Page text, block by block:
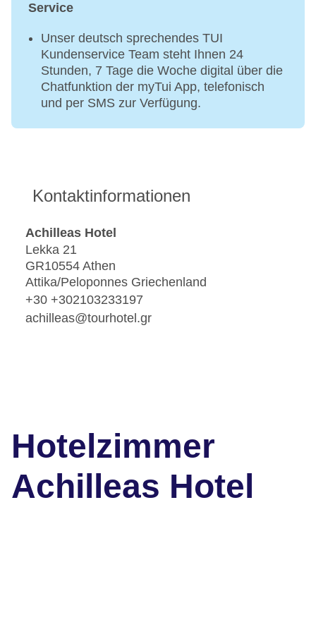
Service
Unser deutsch sprechendes TUI
Kundenservice Team steht Ihnen 24
Stunden, 7 Tage die Woche digital über die
Chatfunktion der myTui App, telefonisch
und per SMS zur Verfügung.
Kontaktinformationen
Achilleas Hotel
Lekka 21
GR10554 Athen
Attika/Peloponnes Griechenland
+30 +302103233197
achilleas@tourhotel.gr
Hotelzimmer
Achilleas Hotel